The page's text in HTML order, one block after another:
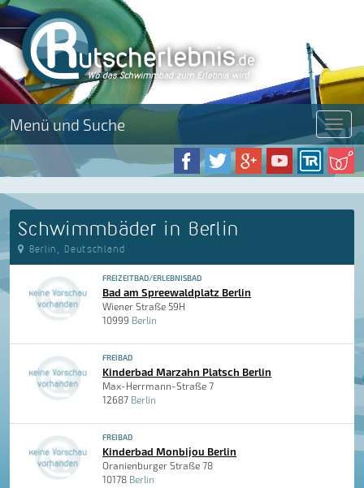
Menü und Suche Menü
Schwimmbäder in Berlin
Berlin, Deutschland
FREIZEITBAD/ERLEBNISBAD
Bad am Spreewaldplatz Berlin
Wiener Straße 59H
10999 Berlin
FREIBAD
Kinderbad Marzahn Platsch Berlin
Max-Herrmann-Straße 7
12687 Berlin
FREIBAD
Kinderbad Monbijou Berlin
Oranienburger Straße 78
10178 Berlin